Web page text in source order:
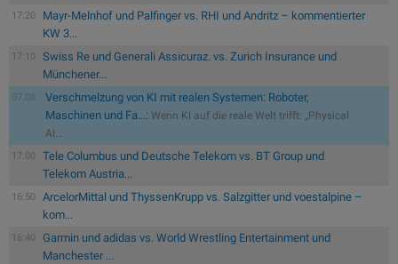
17:20
Mayr-Melnhof und Palfinger vs. RHI und Andritz – kommentierter
KW 3...
17:10
Swiss Re und Generali Assicuraz. vs. Zurich Insurance und
Münchener...
07.08.
Verschmelzung von KI mit realen Systemen: Roboter,
Maschinen und Fa...: Wenn KI auf die reale Welt trifft: „Physical
AI...
17:00
Tele Columbus und Deutsche Telekom vs. BT Group und
Telekom Austria...
16:50
ArcelorMittal und ThyssenKrupp vs. Salzgitter und voestalpine –
kom...
16:40
Garmin und adidas vs. World Wrestling Entertainment und
Manchester ...